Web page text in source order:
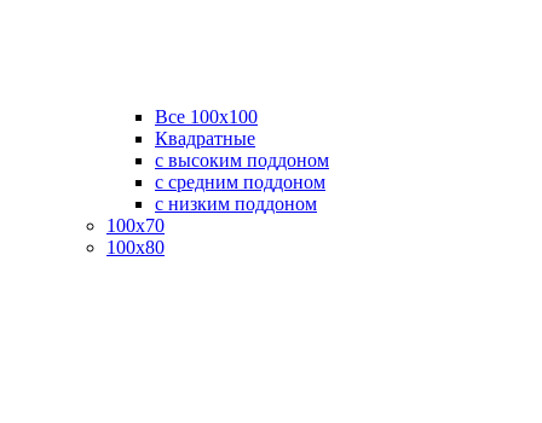
Все 100х100
Квадратные
с высоким поддоном
с средним поддоном
с низким поддоном
100х70
100х80